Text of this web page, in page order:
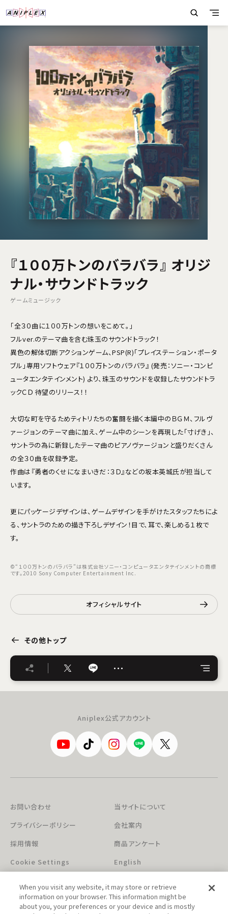
『１００万トンのバラバラ』 オリジ
ナル・サウンドトラック
ゲームミュージック
「全３０曲に１００万トンの想いをこめて。」
フルver.のテーマ曲を含む珠玉のサウンドトラック！
異色の解体切断アクションゲーム、PSP(R)「プレイステーション・ポータ
ブル」専用ソフトウェア『１００万トンのバラバラ』 (発売：ソニー・コンピ
ュータエンタテインメント) より、珠玉のサウンドを収録したサウンドトラ
ックＣＤ 待望のリリース！！
大切な町を守るためティトリたちの奮闘を描く本編中のＢＧＭ、フルヴ
ァージョンのテーマ曲に加え、ゲーム中のシーンを再現した「寸げき」、
サントラの為に新録したテーマ曲のピアノヴァージョンと盛りだくさん
の全３０曲を収録予定。
作曲は『勇者のくせになまいきだ：３Ｄ』などの坂本英城氏が担当して
います。
更にパッケージデザインは、ゲームデザインを手がけたスタッフたちによ
る、サントラのための描き下ろしデザイン！目で、耳で、楽しめる１枚で
す。
©“１００万トンのバラバラ”は株式会社ソニー・コンピュータエンタテインメントの商標
です。2010 Sony Computer Entertainment Inc.
オフィシャルサイト
その他トップ
…
Aniplex公式アカウント
お問い合わせ
当サイトについて
プライバシーポリシー
会社案内
採用情報
商品アンケート
Cookie Settings
English
When you visit any website, it may store or retrieve
information on your browser. This information might be
about you, your preferences or your device and is mostly